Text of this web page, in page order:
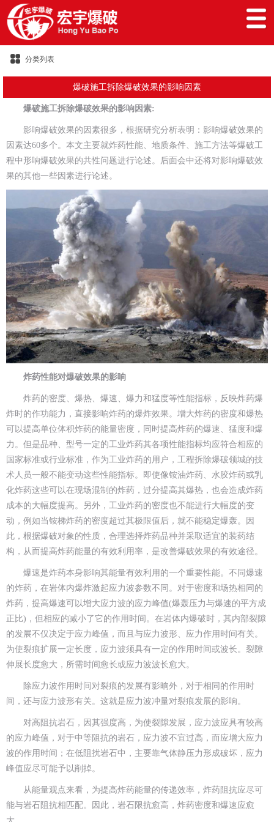
分类列表
爆破施工拆除爆破效果的影响因素
爆破施工拆除爆破效果的影响因素:
影响爆破效果的因素很多，根据研究分析表明：影响爆破效果的
因素达60多个。本文主要就炸药性能、地质条件、施工方法等爆破工
程中形响爆破效果的共性问题进行论述。后面会中还将对影响爆破效
果的其他一些因素进行论述。
炸药性能对爆破效果的影响
炸药的密度、爆热、爆速、爆力和猛度等性能指标，反映炸药爆
炸时的作功能力，直接影响炸药的爆炸效果。增大炸药的密度和爆热
可以提高单位体积炸药的能量密度，同时提高炸药的爆速、猛度和爆
力。但是品种、型号一定的工业炸药其各项性能指标均应符合相应的
国家标准或行业标准，作为工业炸药的用户，工程拆除爆破领城的技
术人员一般不能变动这些性能指标。即使像铵油炸药、水胶炸药或乳
化炸药这些可以在现场混制的炸药，过分提高其爆热，也会造成炸药
成本的大幅度提高。另外，工业炸药的密度也不能进行大幅度的变
动，例如当铵梯炸药的密度超过其极限值后，就不能稳定爆轰。因
此，根据爆破对象的性质，合理选择炸药品种并采取适宜的装药结
构，从而提高炸药能量的有效利用率，是改善爆破效果的有效途径。
爆速是炸药本身影响其能量有效利用的一个重要性能。不同爆速
的炸药，在岩体内爆炸激起应力波参数不同。对于密度和场热相同的
炸药，提高爆速可以增大应力波的应力峰值(爆轰压力与爆速的平方成
正比)，但相应的减小了它的作用时间。在岩体内爆破时，其内部裂隙
的发展不仅决定于应力峰值，而且与应力波形、应力作用时间有关。
为使裂痕扩展一定长度，应力波须具有一定的作用时间或波长。裂隙
伸展长度愈大，所需时间愈长或应力波波长愈大。
除应力波作用时间对裂痕的发展有影晌外，对于相同的作用时
间，还与应力波形有关。这就是应力波冲量对裂痕发展的影响。
对高阻抗岩石，因其强度高，为使裂隙发展，应力波应具有较高
的应力峰值，对于中等阻抗的岩石，应力波不宜过高，而应增大应力
波的作用时间；在低阻扰岩石中，主要靠气体静压力形成破坏，应力
峰值应尽可能予以削掉。
从能量观点来看，为提高炸药能量的传递效率，炸药阻抗应尽可
能与岩石阻抗相匹配。因此，岩石限抗愈高，炸药密度和爆速应愈